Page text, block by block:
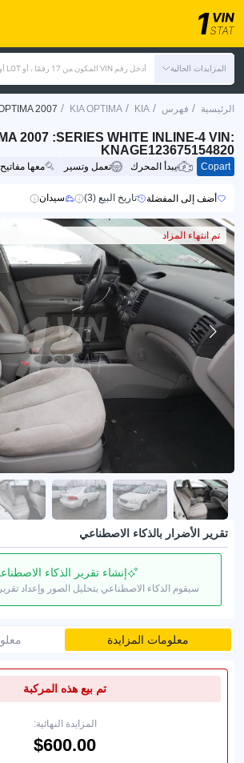
المزايدات الحالية أدخل رقم VIN المكون من 17 رقمًا ، أو LOT أو Make Model Year
الرئيسية / فهرس /
KIA
/
KIA OPTIMA
/
2007
2007 :SERIES WHITE INLINE-4 VIN:
KNAGE123675154820
Copart يبدأ المحرك تعمل وتسير معها مفاتيح
أضف إلى المفضلة تاريخ البيع (3) سيدان
تم انتهاء المزاد
تقرير الأضرار بالذكاء الاصطناعي
إنشاء تقرير الذكاء
سيقوم الذكاء الاصطناعي بتحليل الصور وإعداد
معلومات المزايدة
تم بيع هذه المركبة
المزايدة النهائية: